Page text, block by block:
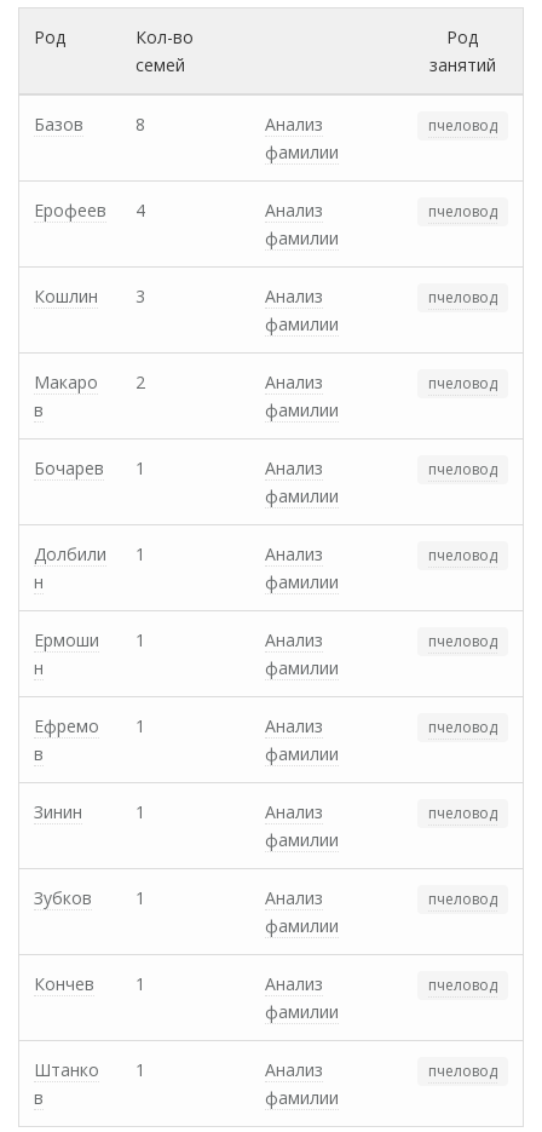
Род
Кол-во
семей
Род
занятий
Базов 8
Анализ
фамилии
пчеловод
Ерофеев 4
Анализ
фамилии
пчеловод
Кошлин 3
Анализ
фамилии
пчеловод
Макаро
в
2
Анализ
фамилии
пчеловод
Бочарев 1
Анализ
фамилии
пчеловод
Долбили
н
1
Анализ
фамилии
пчеловод
Ермоши
н
1
Анализ
фамилии
пчеловод
Ефремо
в
1
Анализ
фамилии
пчеловод
Зинин 1
Анализ
фамилии
пчеловод
Зубков 1
Анализ
фамилии
пчеловод
Кончев 1
Анализ
фамилии
пчеловод
Штанко
в
1
Анализ
фамилии
пчеловод